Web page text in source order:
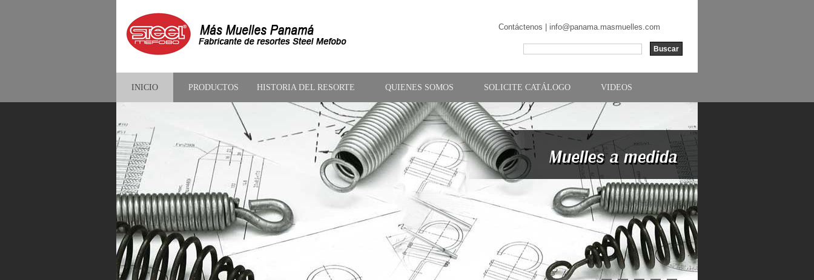
Contáctenos | info@panama.masmuelles.com
INICIO PRODUCTOS HISTORIA DEL RESORTE QUIENES SOMOS SOLICITE CATÁLOGO VIDEOS